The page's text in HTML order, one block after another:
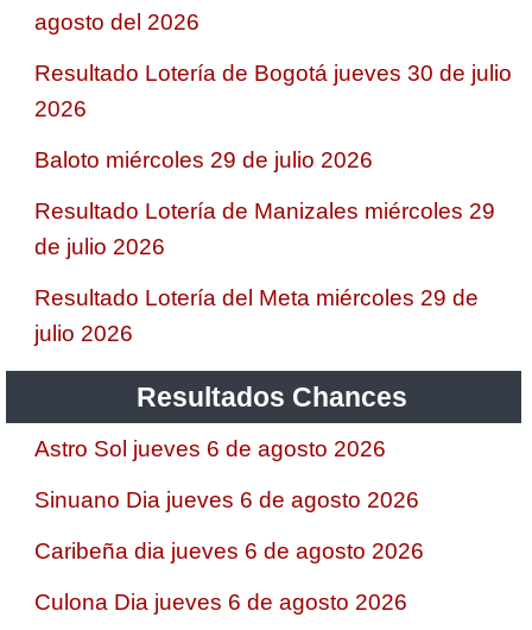
agosto del 2026
Resultado Lotería de Bogotá jueves 30 de julio
2026
Baloto miércoles 29 de julio 2026
Resultado Lotería de Manizales miércoles 29
de julio 2026
Resultado Lotería del Meta miércoles 29 de
julio 2026
Resultados Chances
Astro Sol jueves 6 de agosto 2026
Sinuano Dia jueves 6 de agosto 2026
Caribeña dia jueves 6 de agosto 2026
Culona Dia jueves 6 de agosto 2026